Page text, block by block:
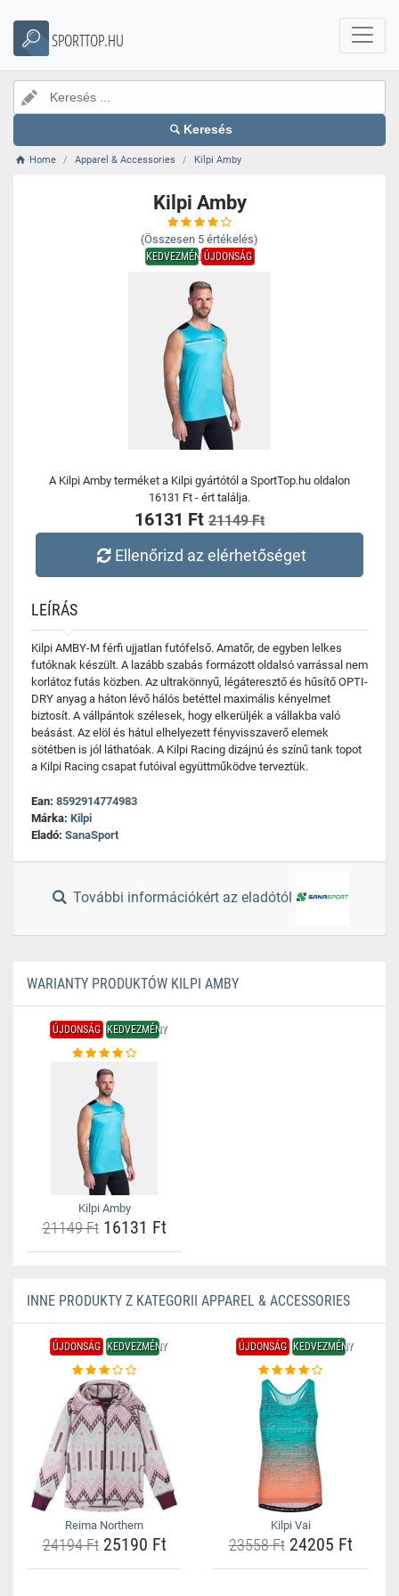
SPORTTOP.HU
Keresés
Home Apparel & Accessories Kilpi Amby
Kilpi Amby
(Összesen 5 értékelés)
KEDVEZMÉNYÚJDONSÁG
A Kilpi Amby terméket a Kilpi gyártótól a SportTop.hu oldalon
16131 Ft - ért találja.
16131 Ft 21149 Ft
Ellenőrizd az elérhetőséget
LEÍRÁS
Kilpi AMBY-M férfi ujjatlan futófelső. Amatőr, de egyben lelkes
futóknak készült. A lazább szabás formázott oldalsó varrással nem
korlátoz futás közben. Az ultrakönnyű, légáteresztő és hűsítő OPTI-
DRY anyag a háton lévő hálós betéttel maximális kényelmet
biztosít. A vállpántok szélesek, hogy elkerüljék a vállakba való
beásást. Az elöl és hátul elhelyezett fényvisszaverő elemek
sötétben is jól láthatóak. A Kilpi Racing dizájnú és színű tank topot
a Kilpi Racing csapat futóival együttműködve terveztük.
Ean: 8592914774983
Márka: Kilpi
Eladó: SanaSport
További információkért az eladótól
WARIANTY PRODUKTÓW KILPI AMBY
ÚJDONSÁG KEDVEZMÉNY
Kilpi Amby
21149 Ft16131 Ft
INNE PRODUKTY Z KATEGORII APPAREL & ACCESSORIES
ÚJDONSÁG KEDVEZMÉNY
Reima Northern
24194 Ft25190 Ft
ÚJDONSÁG KEDVEZMÉNY
Kilpi Vai
23558 Ft24205 Ft